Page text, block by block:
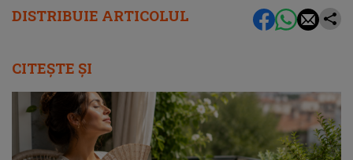
DISTRIBUIE ARTICOLUL
CITEȘTE ȘI